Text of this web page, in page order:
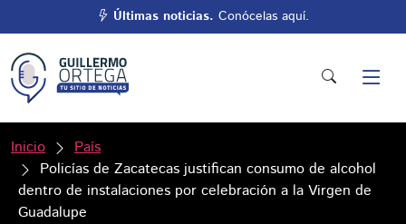
Últimas noticias. Conócelas aquí.
Inicio
País
Policías de Zacatecas justifican consumo de alcohol
dentro de instalaciones por celebración a la Virgen de
Guadalupe